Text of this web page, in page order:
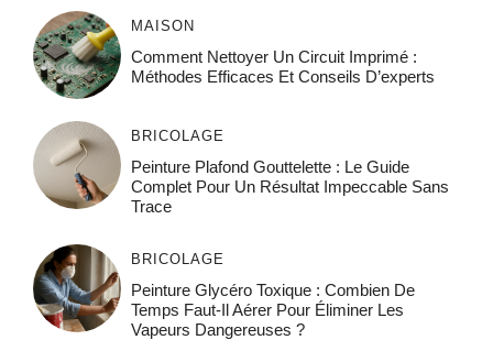
MAISON
Comment Nettoyer Un Circuit Imprimé :
Méthodes Efficaces Et Conseils D’experts
BRICOLAGE
Peinture Plafond Gouttelette : Le Guide
Complet Pour Un Résultat Impeccable Sans
Trace
BRICOLAGE
Peinture Glycéro Toxique : Combien De
Temps Faut-Il Aérer Pour Éliminer Les
Vapeurs Dangereuses ?